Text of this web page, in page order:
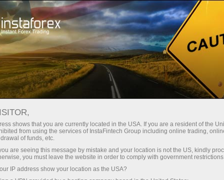
Untuk Pedagang Berita Pasaran Forex
HASIL BIL PERBENDAHARAAN 4
MINGGU AS NAIK KEPADA
3.595%
shows that you are currently located in the USA. If you are a resident of the
from using the services of InstaFintech Group including online trading,
of funds, etc.
are seeing this message by mistake and your location is not the US, kindly
you must leave the website in order to comply with government
IP address show your location as the USA?